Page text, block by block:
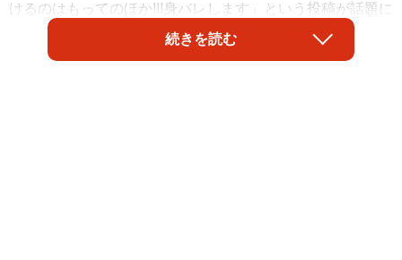
けるのはもってのほか!!!身バレします」という投稿が話題に
続きを読む